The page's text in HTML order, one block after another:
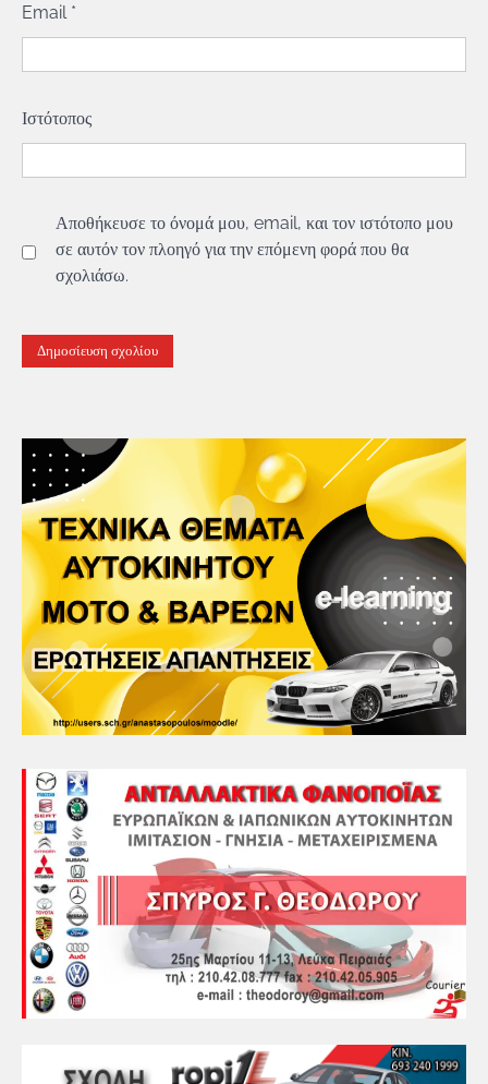
Email *
Ιστότοπος
Αποθήκευσε το όνομά μου, email, και τον ιστότοπο μου
σε αυτόν τον πλοηγό για την επόμενη φορά που θα
σχολιάσω.